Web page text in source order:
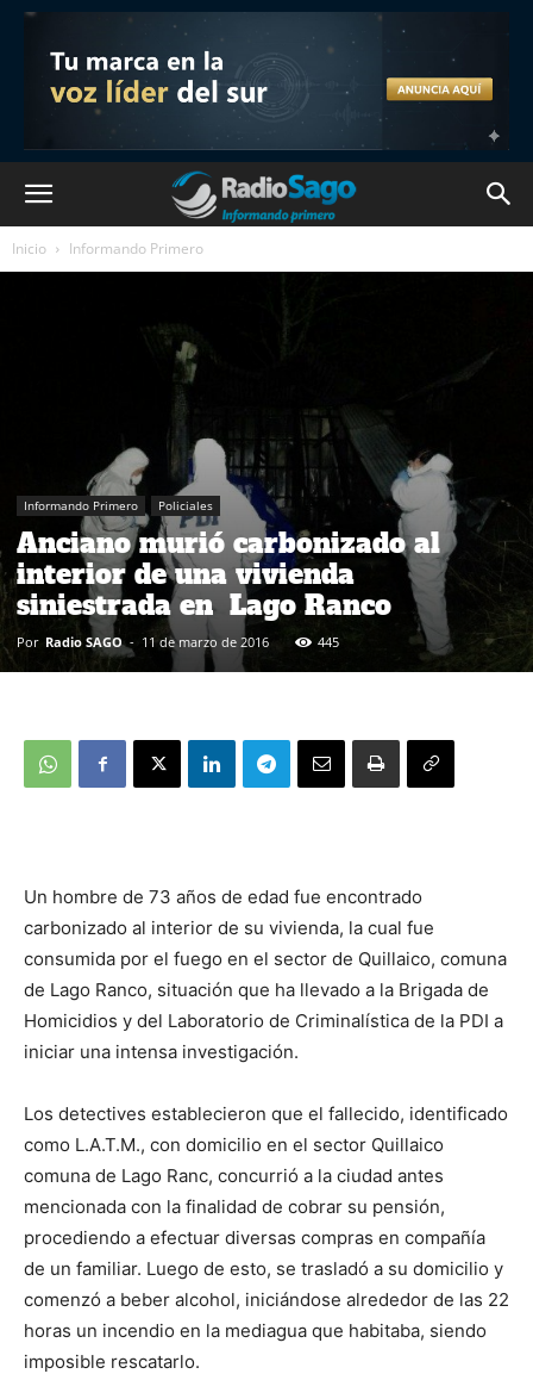
Inicio Informando Primero
Informando Primero Policiales
Anciano murió carbonizado al
interior de una vivienda
siniestrada en Lago Ranco
Por Radio SAGO - 11 de marzo de 2016 445
Un hombre de 73 años de edad fue encontrado
carbonizado al interior de su vivienda, la cual fue
consumida por el fuego en el sector de Quillaico, comuna
de Lago Ranco, situación que ha llevado a la Brigada de
Homicidios y del Laboratorio de Criminalística de la PDI a
iniciar una intensa investigación.
Los detectives establecieron que el fallecido, identificado
como L.A.T.M., con domicilio en el sector Quillaico
comuna de Lago Ranc, concurrió a la ciudad antes
mencionada con la finalidad de cobrar su pensión,
procediendo a efectuar diversas compras en compañía
de un familiar. Luego de esto, se trasladó a su domicilio y
comenzó a beber alcohol, iniciándose alrededor de las 22
horas un incendio en la mediagua que habitaba, siendo
imposible rescatarlo.